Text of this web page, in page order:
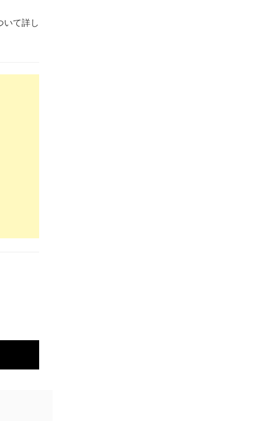
いて詳し